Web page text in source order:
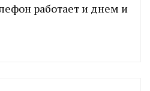
работает и днем и